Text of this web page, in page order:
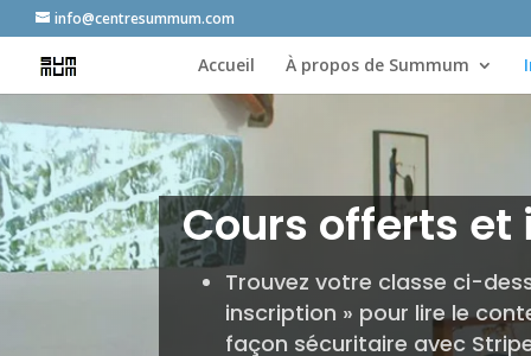
info@centresummum.com
Accueil À propos de Summum
Cours offerts
Trouvez votre classe ci-
inscription » pour lire le
façon sécuritaire avec